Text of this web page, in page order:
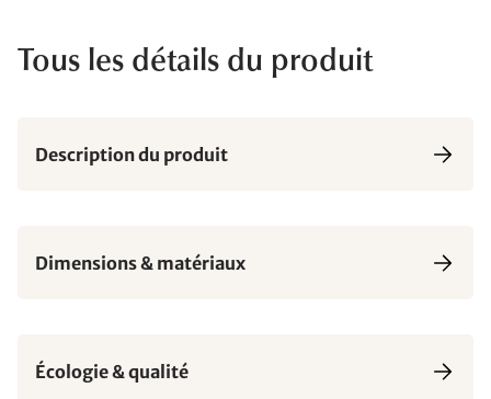
Tous les détails du produit
Description du produit
Dimensions & matériaux
Écologie & qualité